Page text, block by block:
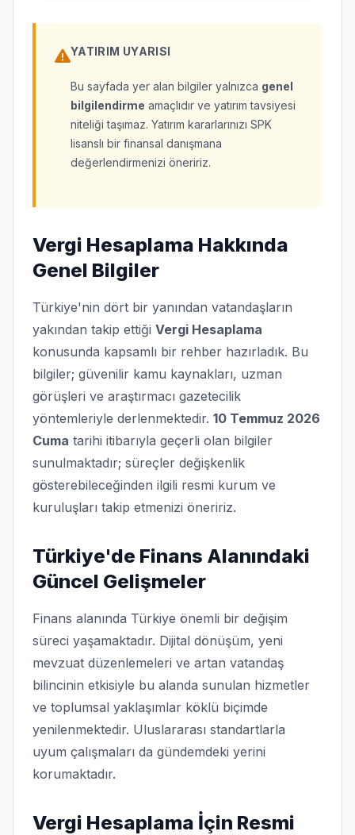
YATIRIM UYARISI
Bu sayfada yer alan bilgiler yalnızca genel
bilgilendirme amaçlıdır ve yatırım tavsiyesi
niteliği taşımaz. Yatırım kararlarınızı SPK
lisanslı bir finansal danışmana
değerlendirmenizi öneririz.
Vergi Hesaplama Hakkında
Genel Bilgiler
Türkiye'nin dört bir yanından vatandaşların
yakından takip ettiği Vergi Hesaplama
konusunda kapsamlı bir rehber hazırladık. Bu
bilgiler; güvenilir kamu kaynakları, uzman
görüşleri ve araştırmacı gazetecilik
yöntemleriyle derlenmektedir. 10 Temmuz 2026
Cuma tarihi itibarıyla geçerli olan bilgiler
sunulmaktadır; süreçler değişkenlik
gösterebileceğinden ilgili resmi kurum ve
kuruluşları takip etmenizi öneririz.
Türkiye'de Finans Alanındaki
Güncel Gelişmeler
Finans alanında Türkiye önemli bir değişim
süreci yaşamaktadır. Dijital dönüşüm, yeni
mevzuat düzenlemeleri ve artan vatandaş
bilincinin etkisiyle bu alanda sunulan hizmetler
ve toplumsal yaklaşımlar köklü biçimde
yenilenmektedir. Uluslararası standartlarla
uyum çalışmaları da gündemdeki yerini
korumaktadır.
Vergi Hesaplama İçin Resmi